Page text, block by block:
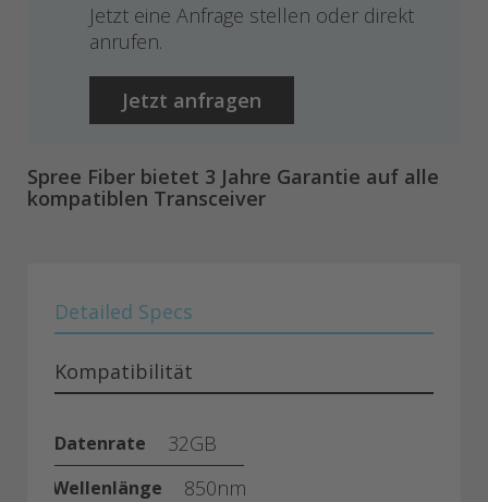
Jetzt eine Anfrage stellen oder direkt
anrufen.
Jetzt anfragen
Spree Fiber bietet 3 Jahre Garantie auf alle
kompatiblen Transceiver
Detailed Specs
Kompatibilität
Datenrate 32GB
Wellenlänge 850nm